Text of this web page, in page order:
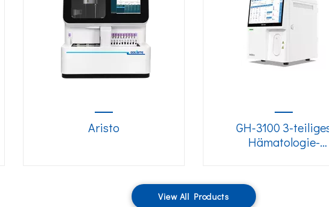
Aristo
GH-3100 3-
Hämatologie-
View All Products